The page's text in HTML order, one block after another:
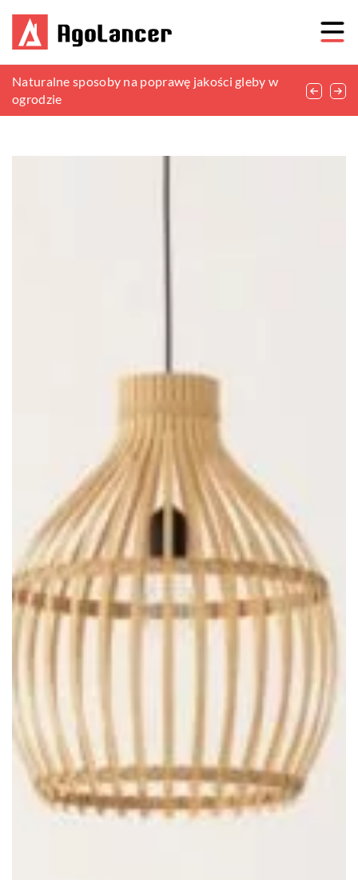
Jakie meble warto posiadać w swoim salonie?
Naturalne sposoby na poprawę jakości gleby w
ogrodzie
Zalety ekologicznych produktów higienicznych w
miejscach pracy i przestrzeniach publicznych